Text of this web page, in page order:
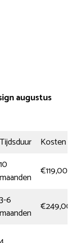
augustus
Tijdsduur Kosten
10
maanden
€119,00
3-6
maanden
€249,00